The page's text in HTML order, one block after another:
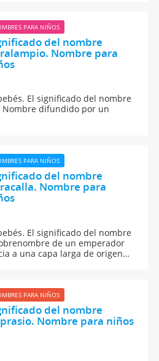
PARA NIÑOS
del nombre
Nombre para
El significado del nombre
Nombre difundido por un
PARA NIÑOS
del nombre
Nombre para
El significado del nombre
de un emperador
a una capa larga de origen
PARA NIÑOS
del nombre
Nombre para niños